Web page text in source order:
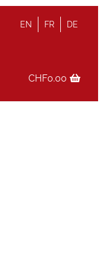
EN FR DE
CHF0.00